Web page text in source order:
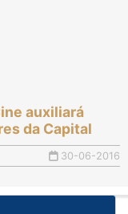
auxiliará
da Capital
30-06-2016